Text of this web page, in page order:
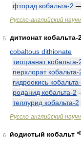
фторид кобальта-2
Русско-английский
5
дитионат кобальта-
cobaltous dithionate
тиоцианат кобальта-
перхлорат кобальта-
гидроокись
роданид кобальта-2
теллурид кобальта-2
Русско-английский
6
йодистый кобальт